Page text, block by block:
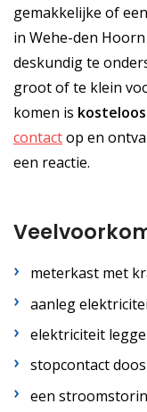
gemakkelijke of
in Wehe-den
deskundig te
groot of te klein
komen is kosteloos
contactop en
een reactie.
meterkast met
aanleg
elektriciteit
stopcontact
een